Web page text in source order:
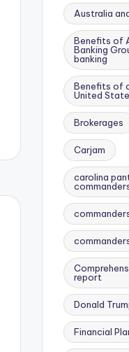
Australia
Benefits of
Banking
banking
Benefits of
United
Brokerages
Carjam
carolina
report
Donald
Financial